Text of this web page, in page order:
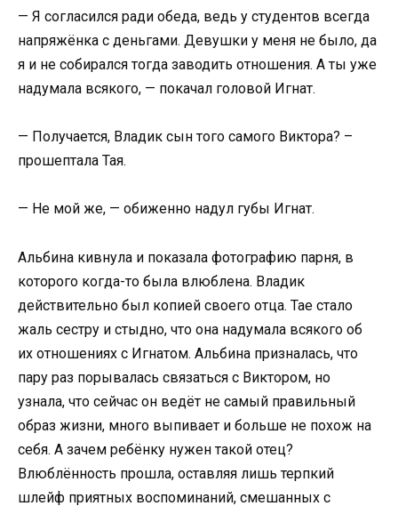
— Я согласился ради обеда, ведь у студентов всегда
напряжёнка с деньгами. Девушки у меня не было, да
я и не собирался тогда заводить отношения. А ты уже
надумала всякого, — покачал головой Игнат.
— Получается, Владик сын того самого Виктора? –
прошептала Тая.
— Не мой же, — обиженно надул губы Игнат.
Альбина кивнула и показала фотографию парня, в
которого когда-то была влюблена. Владик
действительно был копией своего отца. Тае стало
жаль сестру и стыдно, что она надумала всякого об
их отношениях с Игнатом. Альбина призналась, что
пару раз порывалась связаться с Виктором, но
узнала, что сейчас он ведёт не самый правильный
образ жизни, много выпивает и больше не похож на
себя. А зачем ребёнку нужен такой отец?
Влюблённость прошла, оставляя лишь терпкий
шлейф приятных воспоминаний, смешанных с